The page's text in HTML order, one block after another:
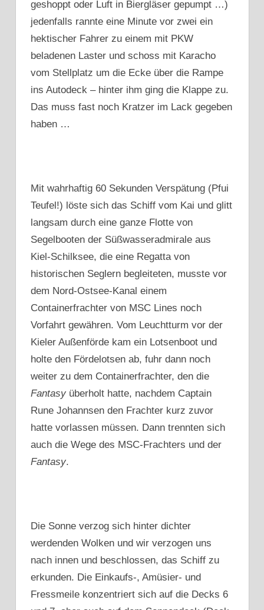
geshoppt oder Luft in Biergläser gepumpt …)
jedenfalls rannte eine Minute vor zwei ein
hektischer Fahrer zu einem mit PKW
beladenen Laster und schoss mit Karacho
vom Stellplatz um die Ecke über die Rampe
ins Autodeck – hinter ihm ging die Klappe zu.
Das muss fast noch Kratzer im Lack gegeben
haben …
Mit wahrhaftig 60 Sekunden Verspätung (Pfui
Teufel!) löste sich das Schiff vom Kai und glitt
langsam durch eine ganze Flotte von
Segelbooten der Süßwasseradmirale aus
Kiel-Schilksee, die eine Regatta von
historischen Seglern begleiteten, musste vor
dem Nord-Ostsee-Kanal einem
Containerfrachter von MSC Lines noch
Vorfahrt gewähren. Vom Leuchtturm vor der
Kieler Außenförde kam ein Lotsenboot und
holte den Fördelotsen ab, fuhr dann noch
weiter zu dem Containerfrachter, den die
Fantasy überholt hatte, nachdem Captain
Rune Johannsen den Frachter kurz zuvor
hatte vorlassen müssen. Dann trennten sich
auch die Wege des MSC-Frachters und der
Fantasy.
Die Sonne verzog sich hinter dichter
werdenden Wolken und wir verzogen uns
nach innen und beschlossen, das Schiff zu
erkunden. Die Einkaufs-, Amüsier- und
Fressmeile konzentriert sich auf die Decks 6